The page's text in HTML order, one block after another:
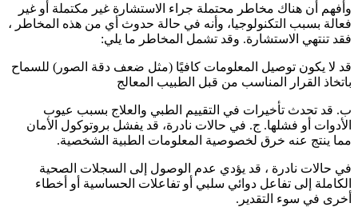
وأفهم أن هناك مخاطر محتملة جراء الاستشارة غير مكتملة أو غير
فعالة بسبب التكنولوجيا، وأنه في حالة حدوث أي من هذه المخاطر ،
فقد تنتهي الاستشارة. وقد تشمل المخاطر ما يلي:
قد لا يكون توصيل المعلومات كافيًا (مثل ضعف دقة الصور) للسماح
باتخاذ القرار المناسب من قبل الطبيب المعالج
ب. قد تحدث تأخيرات في التقييم الطبي والعلاج بسبب عيوب
الأدوات أو فشلها. ج. في حالات نادرة، قد يفشل بروتوكول الأمان
مما ينتج عنه خرق لخصوصية المعلومات الطبية الشخصية.
في حالات نادرة ، قد يؤدي عدم الوصول إلى السجلات الصحية
الكاملة إلى تفاعل دوائي سلبي أو تفاعلات الحساسية أو أخطاء
أخرى في سوء التقدير.